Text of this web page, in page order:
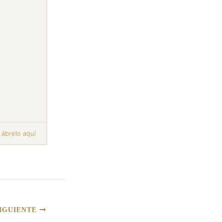
ábrelo aquí